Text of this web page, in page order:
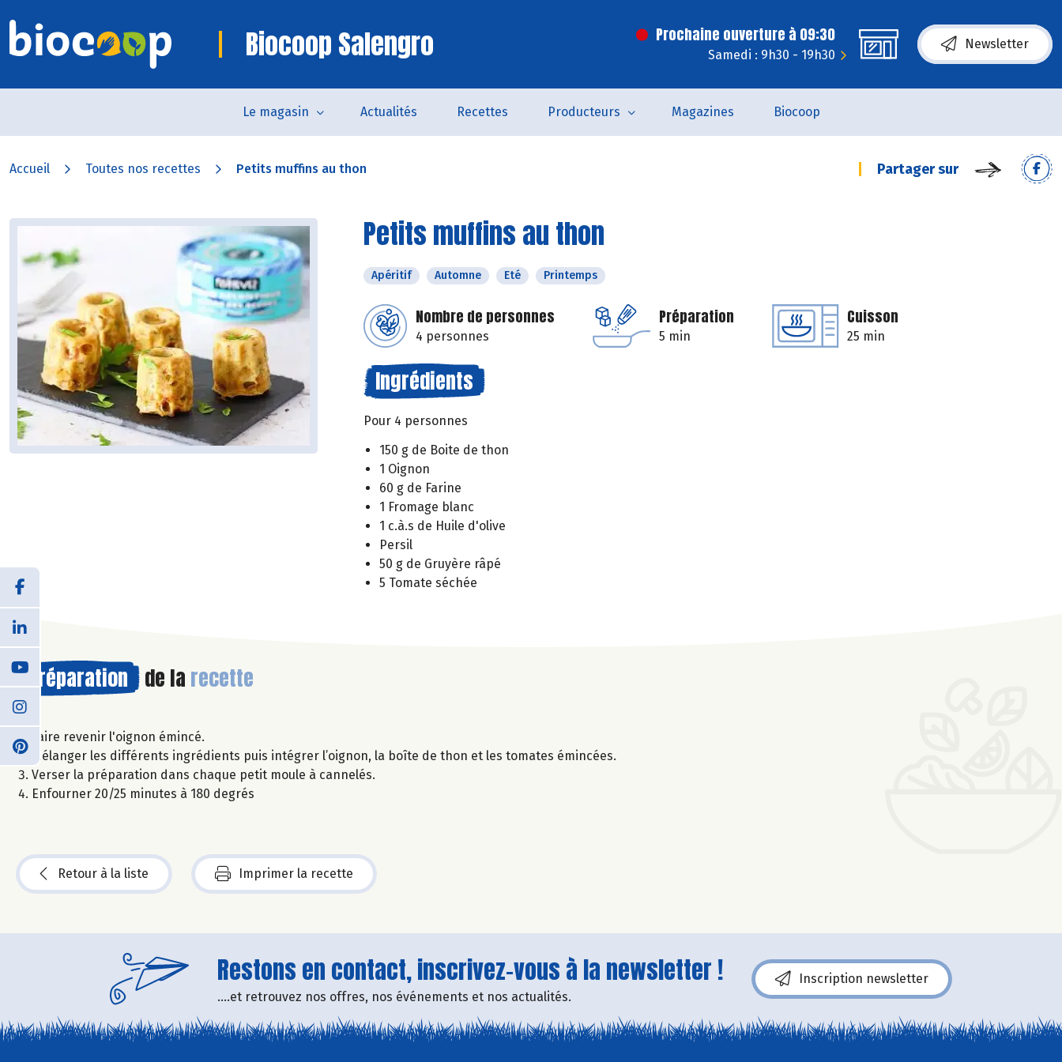
Biocoop Salengro Prochaine ouverture à 09:30
Samedi : 9h30 - 19h30
Newsletter
Le magasin Actualités Recettes Producteurs Magazines Biocoop
Accueil Toutes nos recettes Petits muffins au thon Partager sur
Petits muffins au thon
Apéritif Automne Eté Printemps
Nombre de personnes
4 personnes
Préparation
5 min
Cuisson
25 min
Ingrédients
Pour 4 personnes
150 g de Boite de thon
1 Oignon
60 g de Farine
1 Fromage blanc
1 c.à.s de Huile d'olive
Persil
50 g de Gruyère râpé
5 Tomate séchée
Préparation de la recette
Faire revenir l'oignon émincé.
Mélanger les différents ingrédients puis intégrer l’oignon, la boîte de thon et les tomates émincées.
Verser la préparation dans chaque petit moule à cannelés.
Enfourner 20/25 minutes à 180 degrés
Retour à la liste Imprimer la recette
Restons en contact, inscrivez-vous à la newsletter !
....et retrouvez nos offres, nos événements et nos actualités.
Inscription newsletter